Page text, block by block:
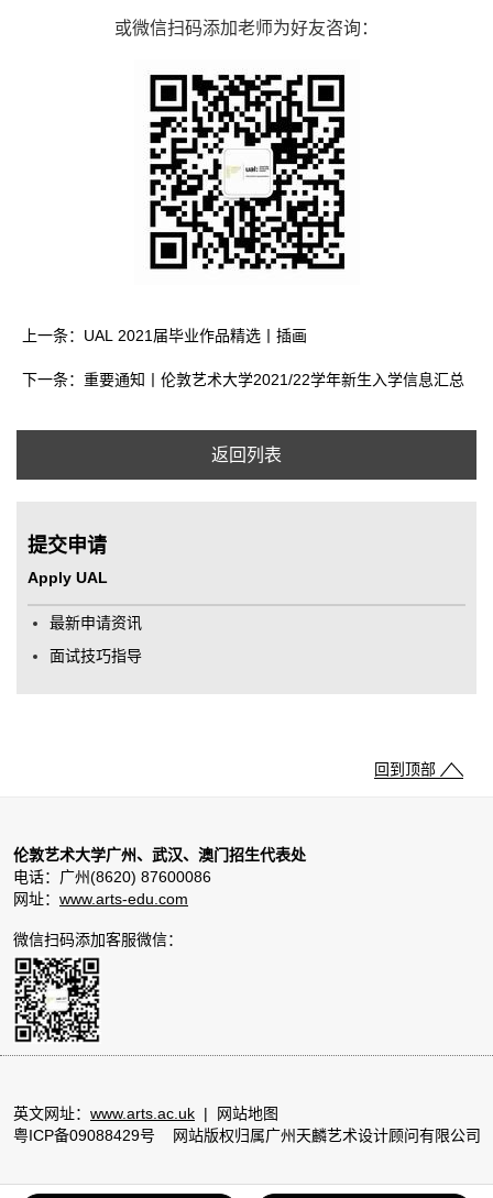
或微信扫码添加老师为好友咨询：
上一条：UAL 2021届毕业作品精选丨插画
下一条：重要通知丨伦敦艺术大学2021/22学年新生入学信息汇总
返回列表
提交申请
Apply UAL
最新申请资讯
面试技巧指导
回到顶部
伦敦艺术大学广州、武汉、澳门招生代表处
电话：广州(8620) 87600086
网址： www.arts-edu.com
微信扫码添加客服微信：
英文网址： www.arts.ac.uk |
网站地图
粤ICP备09088429号 网站版权归属广州天麟艺术设计顾问有限公司